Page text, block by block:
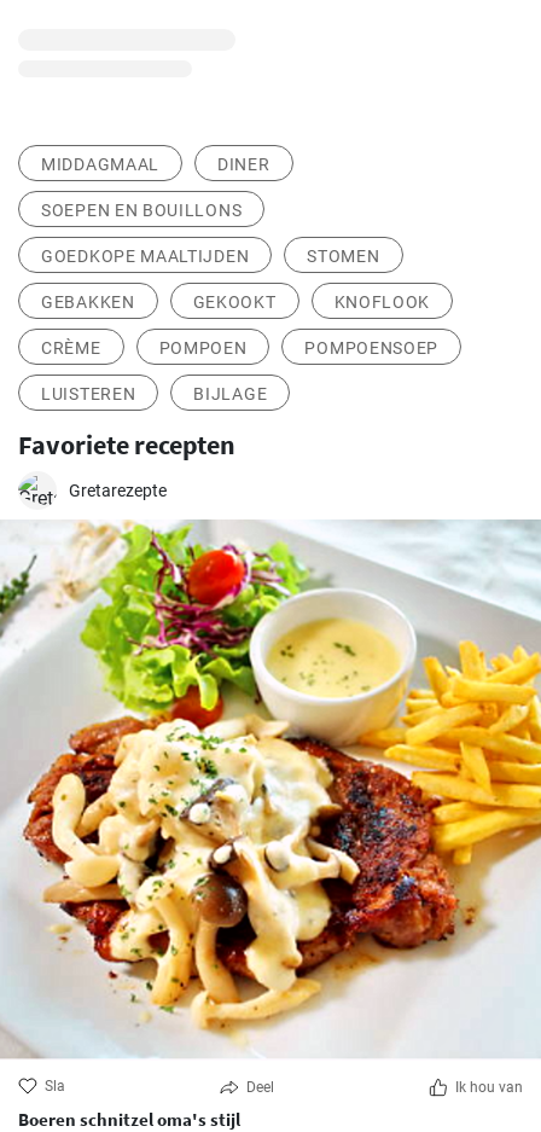
MIDDAGMAAL DINER
SOEPEN EN BOUILLONS
GOEDKOPE MAALTIJDEN STOMEN
GEBAKKEN GEKOOKT KNOFLOOK
CRÈME POMPOEN POMPOENSOEP
LUISTEREN BIJLAGE
Favoriete recepten
Gretarezepte
Sla Deel Ik hou van
Boeren schnitzel oma's stijl